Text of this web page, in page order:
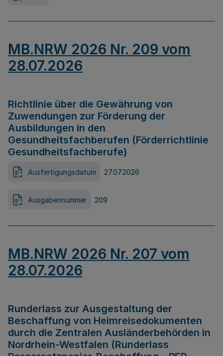
MB.NRW 2026 Nr. 209 vom
28.07.2026
Richtlinie über die Gewährung von
Zuwendungen zur Förderung der
Ausbildungen in den
Gesundheitsfachberufen (Förderrichtlinie
Gesundheitsfachberufe)
Ausfertigungsdatum 27.07.2026
Ausgabennummer 209
MB.NRW 2026 Nr. 207 vom
28.07.2026
Runderlass zur Ausgestaltung der
Beschaffung von Heimreisedokumenten
durch die Zentralen Ausländerbehörden in
Nordrhein-Westfalen (Runderlass